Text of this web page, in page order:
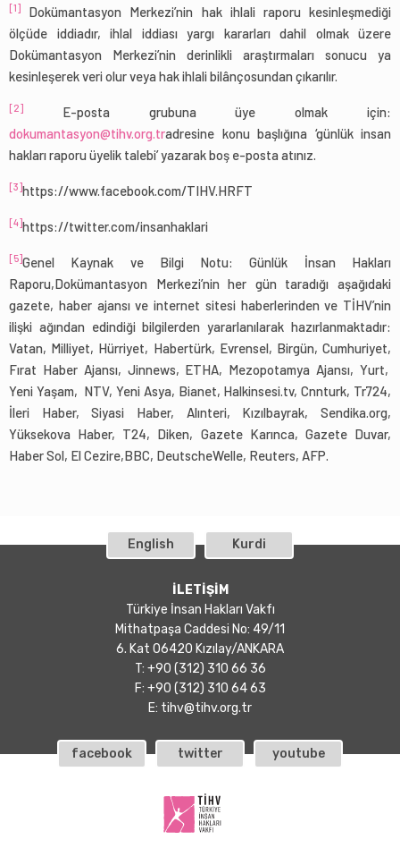
[1]
Dokümantasyon Merkezi’nin hak ihlali raporu kesinleşmediği
ölçüde iddiadır, ihlal iddiası yargı kararları dahil olmak üzere
Dokümantasyon Merkezi’nin derinlikli araştırmaları sonucu ya
kesinleşerek veri olur veya hak ihlali bilânçosundan çıkarılır.
[2]
E-posta grubuna üye olmak için:
dokumantasyon@tihv.org.tradresine konu başlığına ‘günlük insan
hakları raporu üyelik talebi’ yazarak boş e-posta atınız.
[3]https://www.facebook.com/TIHV.HRFT
[4]https://twitter.com/insanhaklari
[5]Genel Kaynak ve Bilgi Notu: Günlük İnsan Hakları
Raporu,Dokümantasyon Merkezi’nin her gün taradığı aşağıdaki
gazete, haber ajansı ve internet sitesi haberlerinden ve TİHV’nin
ilişki ağından edindiği bilgilerden yararlanılarak hazırlanmaktadır:
Vatan, Milliyet, Hürriyet, Habertürk, Evrensel, Birgün, Cumhuriyet,
Fırat Haber Ajansı, Jinnews, ETHA, Mezopotamya Ajansı, Yurt,
Yeni Yaşam, NTV, Yeni Asya, Bianet, Halkinsesi.tv, Cnnturk, Tr724,
İleri Haber, Siyasi Haber, Alınteri, Kızılbayrak, Sendika.org,
Yüksekova Haber, T24, Diken, Gazete Karınca, Gazete Duvar,
Haber Sol, El Cezire,BBC, DeutscheWelle, Reuters, AFP.
English Kurdi
İLETİŞİM
Türkiye İnsan Hakları Vakfı
Mithatpaşa Caddesi No: 49/11
6. Kat 06420 Kızılay/ANKARA
T: +90 (312) 310 66 36
F: +90 (312) 310 64 63
E: tihv@tihv.org.tr
facebook twitter youtube